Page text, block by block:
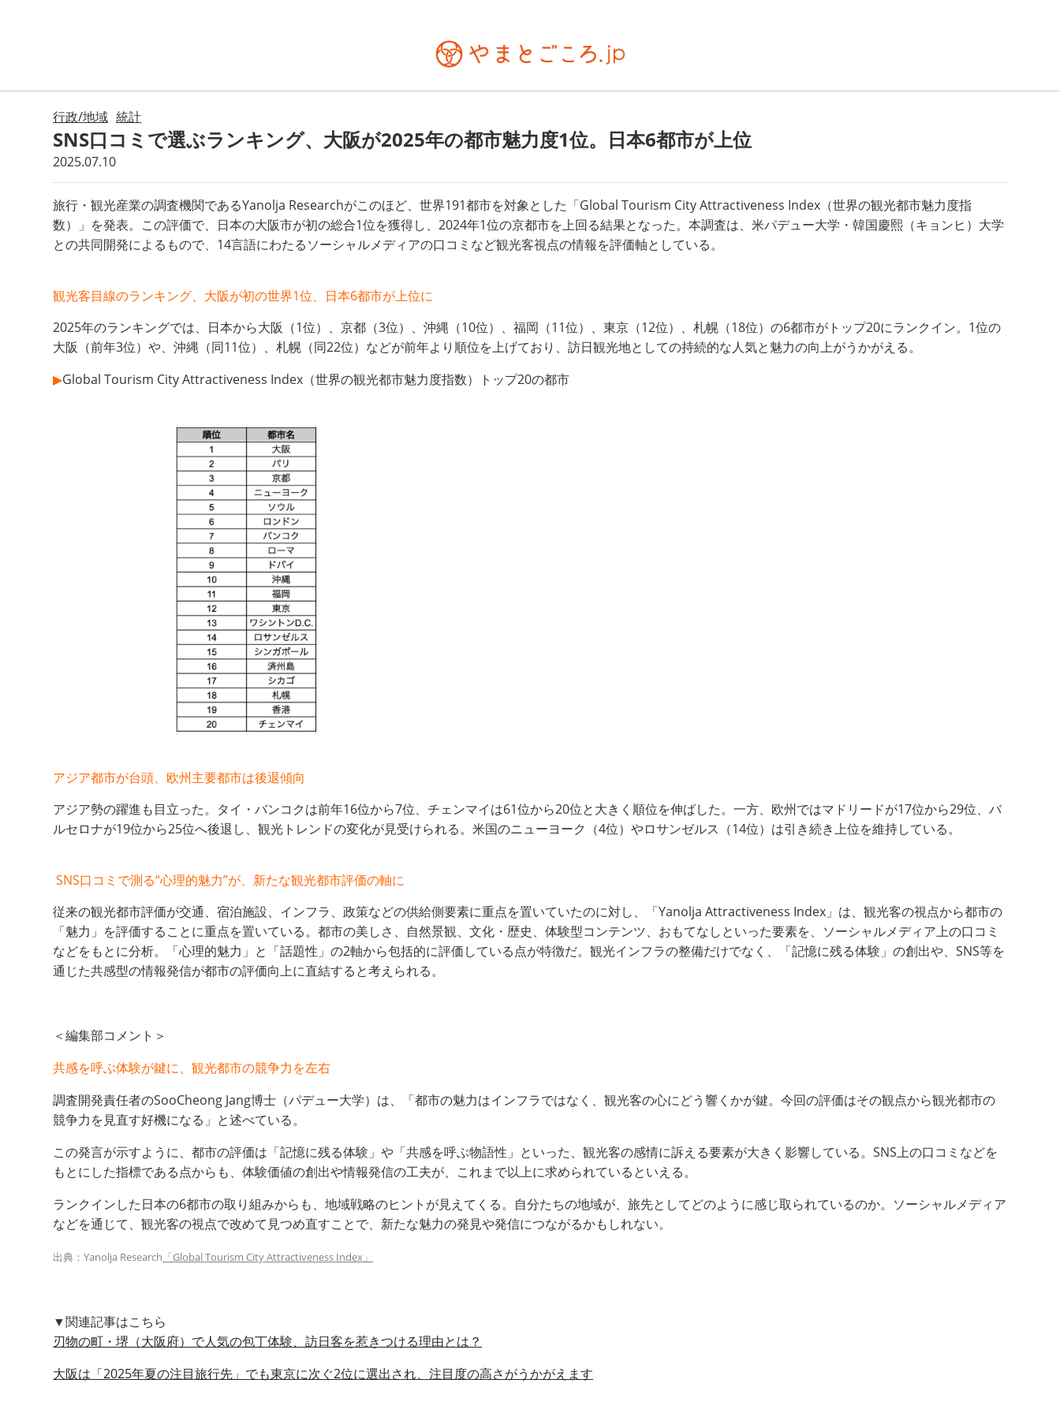
行政/地域 統計
SNS口コミで選ぶランキング、大阪が2025年の都市魅力度1位。日本6都市が上位
2025.07.10
旅行・観光産業の調査機関であるYanolja Researchがこのほど、世界191都市を対象とした「Global Tourism City Attractiveness Index（世界の観光都市魅力度指
数）」を発表。この評価で、日本の大阪市が初の総合1位を獲得し、2024年1位の京都市を上回る結果となった。本調査は、米パデュー大学・韓国慶熙（キョンヒ）大学
との共同開発によるもので、14言語にわたるソーシャルメディアの口コミなど観光客視点の情報を評価軸としている。
観光客目線のランキング、大阪が初の世界1位、日本6都市が上位に
2025年のランキングでは、日本から大阪（1位）、京都（3位）、沖縄（10位）、福岡（11位）、東京（12位）、札幌（18位）の6都市がトップ20にランクイン。1位の
大阪（前年3位）や、沖縄（同11位）、札幌（同22位）などが前年より順位を上げており、訪日観光地としての持続的な人気と魅力の向上がうかがえる。
▶︎Global Tourism City Attractiveness Index（世界の観光都市魅力度指数）トップ20の都市
アジア都市が台頭、欧州主要都市は後退傾向
アジア勢の躍進も目立った。タイ・バンコクは前年16位から7位、チェンマイは61位から20位と大きく順位を伸ばした。一方、欧州ではマドリードが17位から29位、バ
ルセロナが19位から25位へ後退し、観光トレンドの変化が見受けられる。米国のニューヨーク（4位）やロサンゼルス（14位）は引き続き上位を維持している。
SNS口コミで測る“心理的魅力”が、新たな観光都市評価の軸に
従来の観光都市評価が交通、宿泊施設、インフラ、政策などの供給側要素に重点を置いていたのに対し、「Yanolja Attractiveness Index」は、観光客の視点から都市の
「魅力」を評価することに重点を置いている。都市の美しさ、自然景観、文化・歴史、体験型コンテンツ、おもてなしといった要素を、ソーシャルメディア上の口コミ
などをもとに分析。「心理的魅力」と「話題性」の2軸から包括的に評価している点が特徴だ。観光インフラの整備だけでなく、「記憶に残る体験」の創出や、SNS等を
通じた共感型の情報発信が都市の評価向上に直結すると考えられる。
＜編集部コメント＞
共感を呼ぶ体験が鍵に、観光都市の競争力を左右
調査開発責任者のSooCheong Jang博士（パデュー大学）は、「都市の魅力はインフラではなく、観光客の心にどう響くかが鍵。今回の評価はその観点から観光都市の
競争力を見直す好機になる」と述べている。
この発言が示すように、都市の評価は「記憶に残る体験」や「共感を呼ぶ物語性」といった、観光客の感情に訴える要素が大きく影響している。SNS上の口コミなどを
もとにした指標である点からも、体験価値の創出や情報発信の工夫が、これまで以上に求められているといえる。
ランクインした日本の6都市の取り組みからも、地域戦略のヒントが見えてくる。自分たちの地域が、旅先としてどのように感じ取られているのか。ソーシャルメディア
などを通じて、観光客の視点で改めて見つめ直すことで、新たな魅力の発見や発信につながるかもしれない。
出典：Yanolja Research 「Global Tourism City Attractiveness Index」
▼関連記事はこちら
刃物の町・堺（大阪府）で人気の包丁体験、訪日客を惹きつける理由とは？
大阪は「2025年夏の注目旅行先」でも東京に次ぐ2位に選出され、注目度の高さがうかがえます